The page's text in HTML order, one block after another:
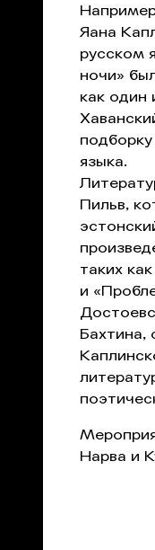
Яана
русском
ночи»
как один
языка.
Пильв,
таких
и
Бахтина,
Нарва и